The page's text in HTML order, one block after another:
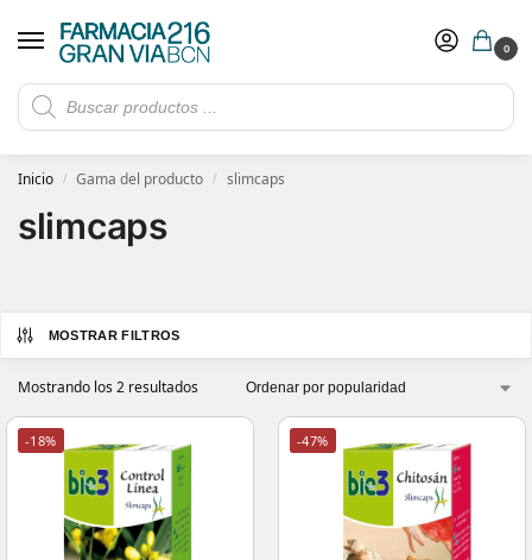
0
Rebajas de verano hasta -30%
​ 5€ de descuento con el cupón 5GRANVIA (compras superiores a 150€)
Inicio / Gama del producto / slimcaps
slimcaps
MOSTRAR FILTROS
Mostrando los 2 resultados
-18% -47%